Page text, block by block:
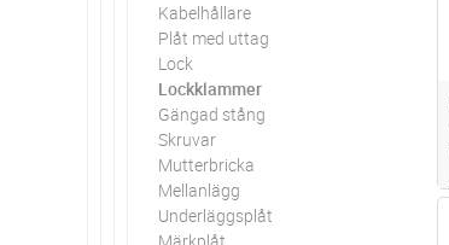
Kabelhållare
Plåt med uttag
Lock
Lockklammer
Gängad stång
Skruvar
Mutterbricka
Mellanlägg
Underläggsplåt